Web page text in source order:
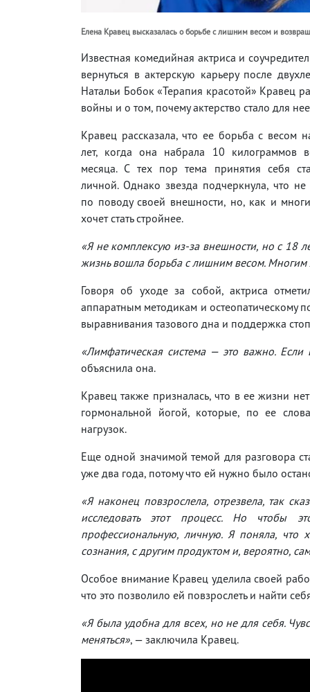
Елена Кравец высказалась о борьбе с лишним весом и
Известная комедийная актриса и
вернуться в актерскую карьеру после
Натальи Бобок «Терапия красотой» Кравец
войны и о том, почему актерство стало для
Кравец рассказала, что ее борьба с весом
лет, когда она набрала 10 килограммов
месяца. С тех пор тема принятия себя
личной. Однако звезда подчеркнула, что не
по поводу своей внешности, но, как и
хочет стать стройнее.
«Я не комплексую из-за внешности, но с 18
жизнь вошла борьба с лишним весом. Многим
Говоря об уходе за собой, актриса
аппаратным методикам и остеопатическому
выравнивания тазового дна и поддержка
«Лимфатическая система — это важно.
объяснила она.
Кравец также призналась, что в ее жизни
гормональной йогой, которые, по ее
нагрузок.
Еще одной значимой темой для разговора
уже два года, потому что ей нужно было
«Я наконец повзрослела, отрезвела, так
исследовать этот процесс. Но чтобы
профессиональную, личную. Я поняла, что
сознания, с другим продуктом и, вероятно,
Особое внимание Кравец уделила своей
что это позволило ей повзрослеть и найти
«Я была удобна для всех, но не для себя.
меняться», — заключила Кравец.